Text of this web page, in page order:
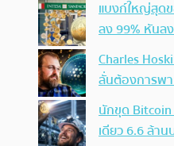
แบงก์ใหญ่สุด
ลง 99% หันล
Charles
ลั่นต้องการพ
นักขุด
เดียว 6.6 ล้า